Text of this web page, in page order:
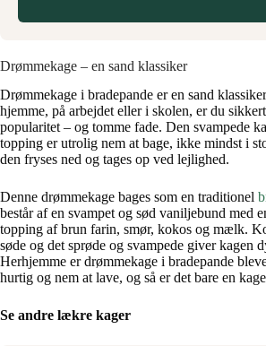
Drømmekage – en sand klassiker
Drømmekage i bradepande er en sand
hjemme, på arbejdet eller i skolen, er du
popularitet– og tomme fade. Den svampede
topping er utrolig nem at bage, ikke mindst i
den fryses ned og tages op ved lejlighed.
Denne drømmekage bages som en traditionel
består af en svampet og sød vaniljebund med
topping af brun farin, smør, kokos og mælk.
søde og det sprøde og svampede giver kagen
Herhjemme er drømmekage i bradepande
hurtig og nem at lave, og så er det bare en
Se andre lækre kager